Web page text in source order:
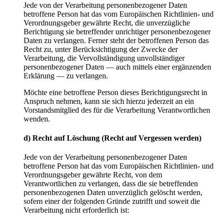
Jede von der Verarbeitung personenbezogener Daten
betroffene Person hat das vom Europäischen Richtlinien- und
Verordnungsgeber gewährte Recht, die unverzügliche
Berichtigung sie betreffender unrichtiger personenbezogener
Daten zu verlangen. Ferner steht der betroffenen Person das
Recht zu, unter Berücksichtigung der Zwecke der
Verarbeitung, die Vervollständigung unvollständiger
personenbezogener Daten — auch mittels einer ergänzenden
Erklärung — zu verlangen.
Möchte eine betroffene Person dieses Berichtigungsrecht in
Anspruch nehmen, kann sie sich hierzu jederzeit an ein
Vorstandsmitglied des für die Verarbeitung Verantwortlichen
wenden.
d) Recht auf Löschung (Recht auf Vergessen werden)
Jede von der Verarbeitung personenbezogener Daten
betroffene Person hat das vom Europäischen Richtlinien- und
Verordnungsgeber gewährte Recht, von dem
Verantwortlichen zu verlangen, dass die sie betreffenden
personenbezogenen Daten unverzüglich gelöscht werden,
sofern einer der folgenden Gründe zutrifft und soweit die
Verarbeitung nicht erforderlich ist: